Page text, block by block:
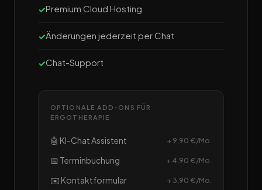
Premium Cloud Hosting
Änderungen jederzeit per Chat
Chat-Support
OPTIONALE ADD-ONS FÜR
ERGOTHERAPIE
🤖 KI-Chat Assistent + 9,90 €/Mo.
📅 Terminbuchung + 4,90 €/Mo.
✉️ Kontaktformular + 3,90 €/Mo.